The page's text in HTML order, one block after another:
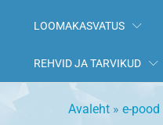
LOOMAKASVATUS
REHVID JA TARVIKUD
Avaleht » e-pood